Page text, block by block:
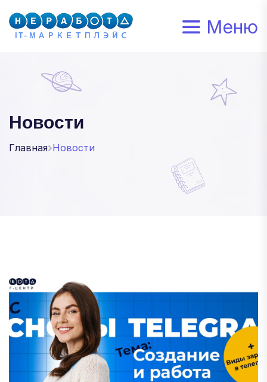
Меню
Новости
Главная Новости